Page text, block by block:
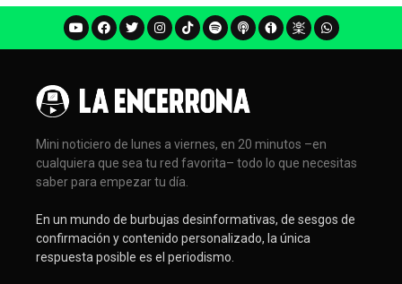
Mini noticiero de lunes a viernes, en 20 minutos –en
cualquiera que sea tu red favorita– todo lo que necesitas
saber para empezar tu día.
En un mundo de burbujas desinformativas, de sesgos de
confirmación y contenido personalizado, la única
respuesta posible es el periodismo.